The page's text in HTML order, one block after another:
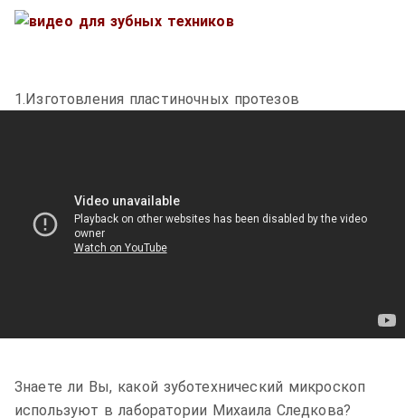
1.Изготовления пластиночных протезов
Знаете ли Вы, какой зуботехнический микроскоп
используют в лаборатории Михаила Следкова?